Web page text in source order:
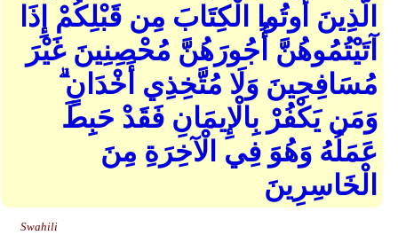
الَّذِينَ أُوتُوا الْكِتَابَ مِن قَبْلِكُمْ إِذَا
آتَيْتُمُوهُنَّ أُجُورَهُنَّ مُحْصِنِينَ غَيْرَ
مُسَافِحِينَ وَلَا مُتَّخِذِي أَخْدَانٍ ۗ
وَمَن يَكْفُرْ بِالْإِيمَانِ فَقَدْ حَبِطَ
عَمَلُهُ وَهُوَ فِي الْآخِرَةِ مِنَ
الْخَاسِرِينَ
Swahili